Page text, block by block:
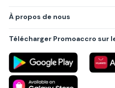
Produits
Villes principales
À propos de nous
Politique de confidentialité
Règlements
Partenariat B2B
Blog
Télécharger Promoaccro sur